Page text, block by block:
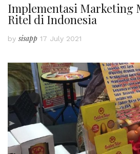
Implementasi Marketing
Ritel di Indonesia
bysisapp 17 July 2021